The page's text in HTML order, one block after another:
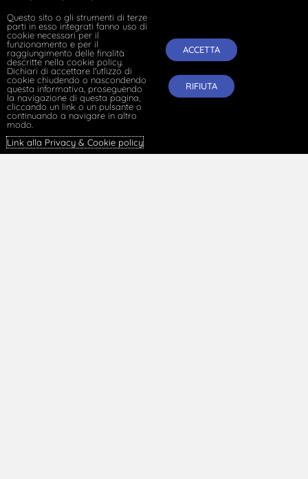
Questo sito o gli strumenti di terze
parti in esso integrati fanno uso di
cookie necessari per il
funzionamento e per il
raggiungimento delle finalità
descritte nella cookie policy.
Dichiari di accettare l'utlizzo di
cookie chiudendo o nascondendo
questa informativa, proseguendo
la navigazione di questa pagina,
cliccando un link o un pulsante o
continuando a navigare in altro
modo.
Link alla Privacy & Cookie policy.
ACCETTA
RIFIUTA